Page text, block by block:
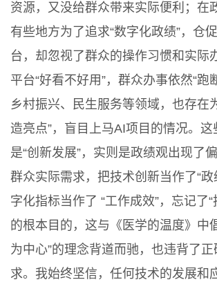
资源，又没给群众带来实际便利；在
有些地方为了追求“数字化政绩”，仓
台，却忽视了群众的操作习惯和实际
平台“好看不好用”，群众办事依然“跑
乡村振兴、民生服务等领域，也存在
造亮点”，盲目上马AI项目的情况。
是“创新发展”，实则是政绩观出现
群众实际需求，把技术创新当作了“政
字化指标当作了 “工作成效”，忘记了
的根本目的，这与《医学的温度》中
为中心”的理念背道而驰，也违背了
求。我始终坚信，任何技术的发展和